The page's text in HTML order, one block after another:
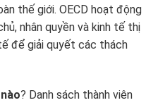
thế giới. OECD hoạt động
nhân quyền và kinh tế thị
để giải quyết các thách
? Danh sách thành viên